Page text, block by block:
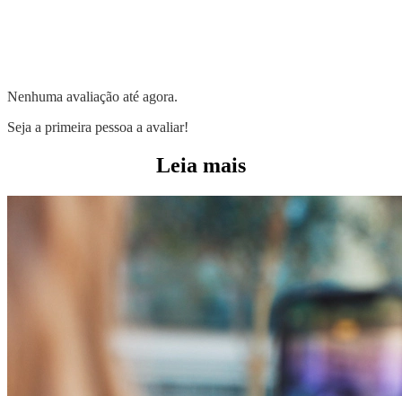
Nenhuma avaliação até agora.
Seja a primeira pessoa a avaliar!
Leia mais